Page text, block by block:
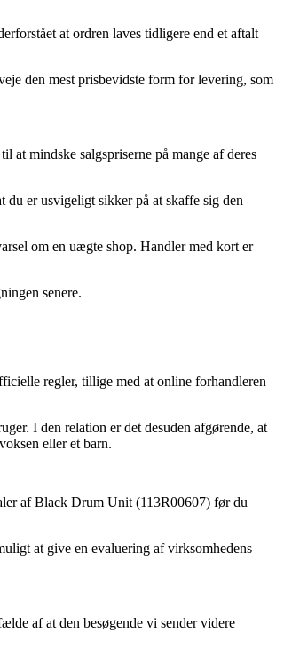
at ordren laves tidligere end et aftalt
den mest prisbevidste form for levering, som
mindske salgspriserne på mange af deres
er usvigeligt sikker på at skaffe sig den
om en uægte shop. Handler med kort er
senere.
regler, tillige med at online forhandleren
I den relation er det desuden afgørende, at
eller et barn.
af Black Drum Unit (113R00607) før du
at give en evaluering af virksomhedens
af at den besøgende vi sender videre